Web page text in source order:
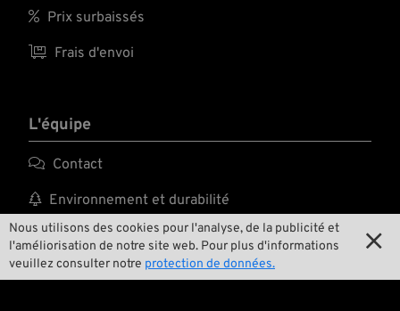
Nous utilisons des cookies pour l'analyse, de la publicité et
l'améliorisation de notre site web. Pour plus d'informations
veuillez consulter notre protection de données.

 Prix surbaissés
 Frais d'envoi
L'équipe
 Contact
 Environnement et durabilité
 Notre histoire
 Wrecking Crew